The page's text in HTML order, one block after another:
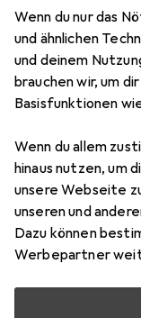
Wenn du nur das
und ähnlichen
und deinem
brauchen wir, um
Basisfunktionen
Wenn du allem
hinaus nutzen, um
unsere Webseite
unseren und
Dazu können
Werbepartner
Zubehör
Hier findest du
Reifenfüller aus
Druckluftwerkzeug.
Relevanz
Produktliste